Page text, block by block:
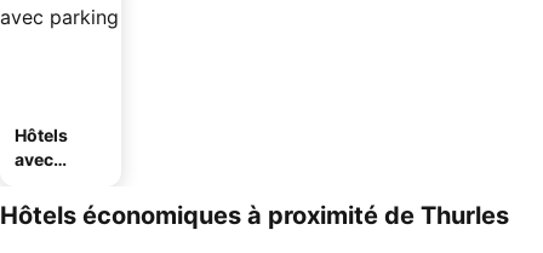
Hôtels
avec
Hôtels économiques à proximité de Thurles